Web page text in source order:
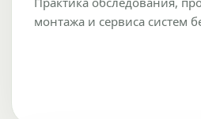
монтажа и сервиса систем